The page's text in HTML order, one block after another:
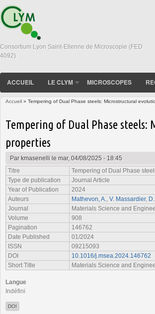
Consortium Lyon Saint-Etienne de Microscopie (FED
4092)
ACCUEIL LE CLYM MICROSCOPES
Accueil » Tempering of Dual Phase steels: Microstructural
Tempering of Dual Phase
properties
Parkmasenelli le mar, 04/08/2025 - 18:45
Titre
Tempering of Dual Phase
Type de publication
Journal Article
Year of Publication
2024
Auteurs
Mathevon, A. V. Massardier,
Journal
Materials Science and
Volume
908
Pagination
146762
Date Published
01/2024
ISSN
09215093
DOI
10.1016/j.msea.2024.146762
Short Title
Materials Science and
Langue
Indéfini
DOI